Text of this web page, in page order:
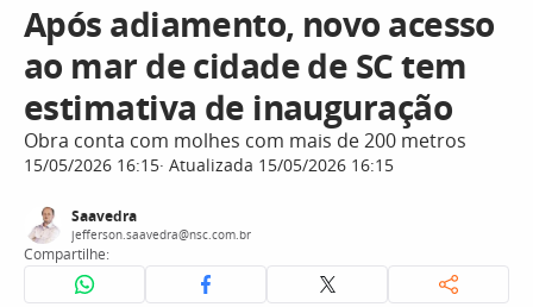
Após adiamento, novo acesso
ao mar de cidade de SC tem
estimativa de inauguração
Obra conta com molhes com mais de 200 metros
15/05/2026 16:15 Atualizada 15/05/2026 16:15
Saavedra
jefferson.saavedra@nsc.com.br
Compartilhe: